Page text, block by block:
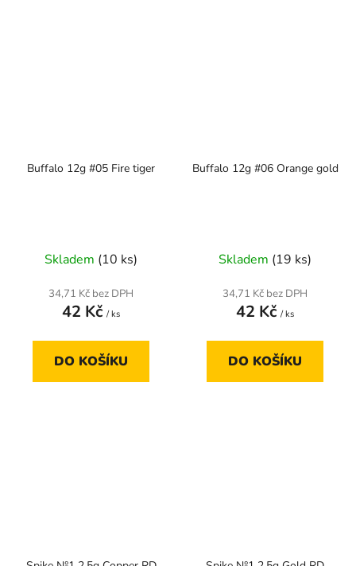
Buffalo 12g #05 Fire tiger
Skladem (10 ks)
34,71 Kč bez DPH
42 Kč / ks
DO KOŠÍKU
Buffalo 12g #06 Orange gold
Skladem (19 ks)
34,71 Kč bez DPH
42 Kč / ks
DO KOŠÍKU